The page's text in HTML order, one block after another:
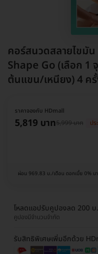
คอร์สนวดสลายไขมัน
Shape Go (เลือก 1
ต้นแขน/เหนียง) 4 ค
ราคาจองกับ HDmall
5,819 บาท5,999 บาท ป
ผ่อน 969.83 บ./เดือน ดอกเบี้ย 0% น
โหลดแอปรับคูปองลด 200 บ.
คูปองมีจำนวนจำกัด
รับสิทธิพิเศษเพิ่มอีกด้วย